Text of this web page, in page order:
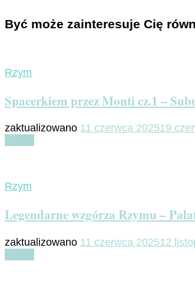
Być może zainteresuje Cię
Rzym
Spacerkiem przez Monti cz.1 –
zaktualizowano 11 czerwca 202519
Rzym
Legendarne wzgórza Rzymu –
zaktualizowano 11 czerwca 202512